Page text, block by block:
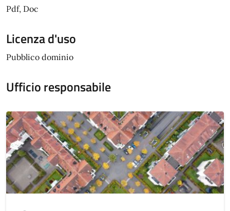
Pdf, Doc
Licenza d'uso
Pubblico dominio
Ufficio responsabile